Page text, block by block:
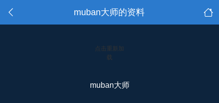
muban大师的资料
点击重新加
载
muban大师